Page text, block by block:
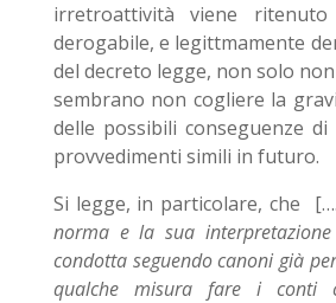
irretroattività viene ritenuto
derogabile, e legittmamente
del decreto legge, non solo
sembrano non cogliere la
delle possibili conseguenze
provvedimenti simili in futuro.
Si legge, in particolare, che
norma e la sua
condotta seguendo canoni già
qualche misura fare i conti